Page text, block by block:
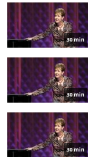
30 min
30 min
30 min